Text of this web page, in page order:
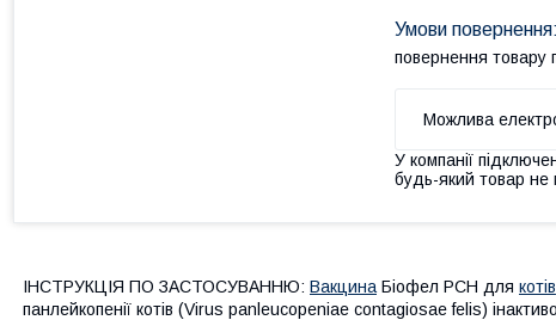
повернення товару
У компанії
будь-який товар не
ІНСТРУКЦІЯ ПО ЗАСТОСУВАННЮ: Вакцина Біофел PCH для котів
панлейкопенії котів (Virus panleucopeniae contagiosae felis)